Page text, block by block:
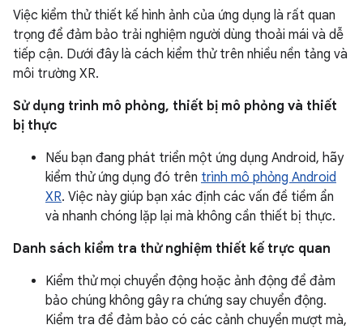
Việc kiểm thử thiết kế hình ảnh của ứng dụng là rất quan
trọng để đảm bảo trải nghiệm người dùng thoải mái và dễ
tiếp cận. Dưới đây là cách kiểm thử trên nhiều nền tảng và
môi trường XR.
Sử dụng trình mô phỏng, thiết bị mô phỏng và thiết
bị thực
Nếu bạn đang phát triển một ứng dụng Android, hãy
kiểm thử ứng dụng đó trên trình mô phỏng Android
XR. Việc này giúp bạn xác định các vấn đề tiềm ẩn
và nhanh chóng lặp lại mà không cần thiết bị thực.
Danh sách kiểm tra thử nghiệm thiết kế trực quan
Kiểm thử mọi chuyển động hoặc ảnh động để đảm
bảo chúng không gây ra chứng say chuyển động.
Kiểm tra để đảm bảo có các cảnh chuyển mượt mà,